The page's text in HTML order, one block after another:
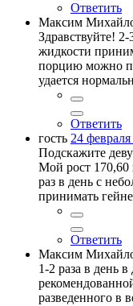
Ответить
Максим
Здравствуйте!
жидкости
порцию можно
удается
Ответить
гость 24
Подскажите
Мой рост 170,60
раз в день с
принимать
Ответить
Максим
1-2 раза в день
разведенного в